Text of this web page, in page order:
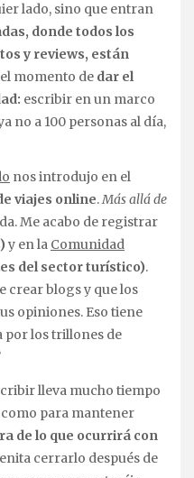
lado, sino que entran
donde todos los
y reviews, están
el momento de dar el
escribir en un marco
no a 100 personas al día,
nos introdujo en el
viajes online.Más allá de
Me acabo de registrar
y en la Comunidad
del sector turístico).
crear blogs y que los
opiniones. Eso tiene
por los trillones de
lleva mucho tiempo
para mantener
de lo que ocurrirá con
cerrarlo después de